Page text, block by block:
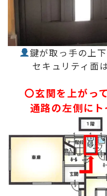
鍵が取っ手の上
セキュリティ面
〇玄関を上がっ
通路の左側にト